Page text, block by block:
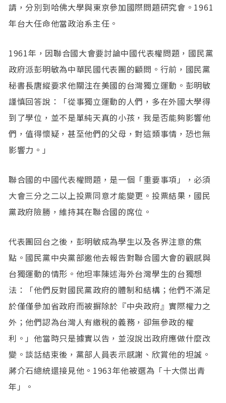
請，分別到哈佛大學與東京參加國際問題研究會。1961
年台大任命他當政治系主任。
1961年，因聯合國大會要討論中國代表權問題，國民黨
政府派彭明敏為中華民國代表團的顧問。行前，國民黨
秘書長唐縱要求他關注在美國的台灣獨立運動。彭明敏
謹慎回答說：「從事獨立運動的人們，多在外國大學得
到了學位，並不是單純天真的小孩，我是否能夠影響他
們，值得懷疑，甚至他們的父母，對這類事情，恐也無
影響力。」
聯合國的中國代表權問題，是一個「重要事項」，必須
大會三分之二以上投票同意才能變更。投票結果，國民
黨政府險勝，維持其在聯合國的席位。
代表團回台之後，彭明敏成為學生以及各界注意的焦
點。國民黨中央黨部邀他去報告對聯合國大會的觀感與
台獨運動的情形。他坦率陳述海外台灣學生的台獨想
法：「他們反對國民黨政府的體制和結構；他們不滿足
於僅僅參加省政府而被摒除於『中央政府』實際權力之
外；他們認為台灣人有繳稅的義務，卻無參政的權
利。」他當時只是據實以告，並沒說出政府應做什麼改
變。談話結束後，黨部人員表示感謝、欣賞他的坦誠。
蔣介石總統還接見他。1963年他被選為「十大傑出青
年」。